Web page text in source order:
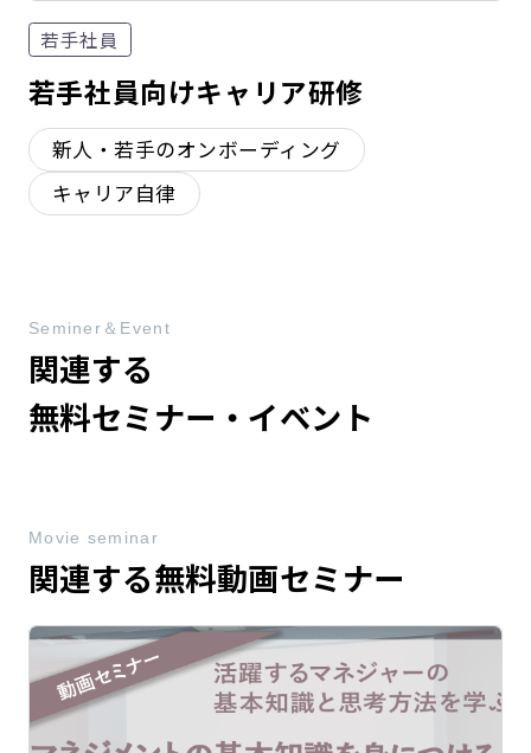
若手社員
若手社員向けキャリア研修
新人・若手のオンボーディング
キャリア自律
関連する
無料セミナー・イベント
Seminer＆Event
関連する無料動画セミナー
Movie seminar